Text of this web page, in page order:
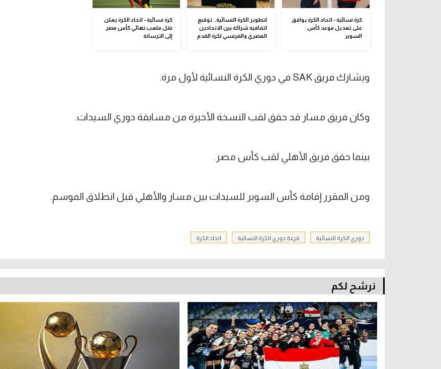
كرة نسائية - اتحاد الكرة يوافق
على تعديل موعد كأس
السوبر
لتطوير الكرة النسائية.. توقيع
اتفاقية شراكة بين الاتحادين
المصري والفرنسي لكرة القدم
كرة نسائية - اتحاد الكرة يعلن
نقل ملعب نهائي كأس مصر
إلى الترسانة
ويشارك فريق SAK في دوري الكرة النسائية لأول مرة.
وكان فريق مسار قد حقق لقب النسخة الأخيرة من مسابقة دوري السيدات.
بينما حقق فريق الأهلي لقب كأس مصر.
ومن المقرر إقامة كأس السوبر للسيدات بين مسار والأهلي قبل انطلاق الموسم.
دوري الكرة النسائية قرعة دوري الكرة النسائية اتحاد الكرة
نرشح لكم